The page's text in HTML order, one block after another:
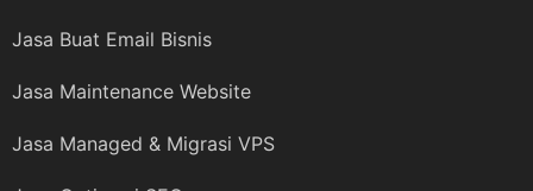
Jasa Buat Email Bisnis
Jasa Maintenance Website
Jasa Managed & Migrasi VPS